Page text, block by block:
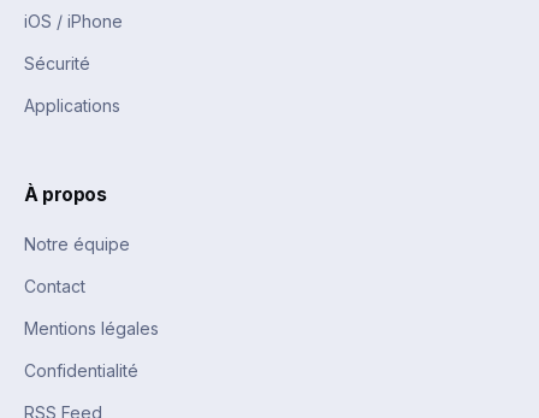
iOS / iPhone
Sécurité
Applications
À propos
Notre équipe
Contact
Mentions légales
Confidentialité
RSS Feed